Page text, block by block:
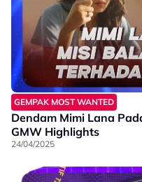
GEMPAK MOST WANTED
Dendam Mimi Lana
GMW Highlights
24/04/2025